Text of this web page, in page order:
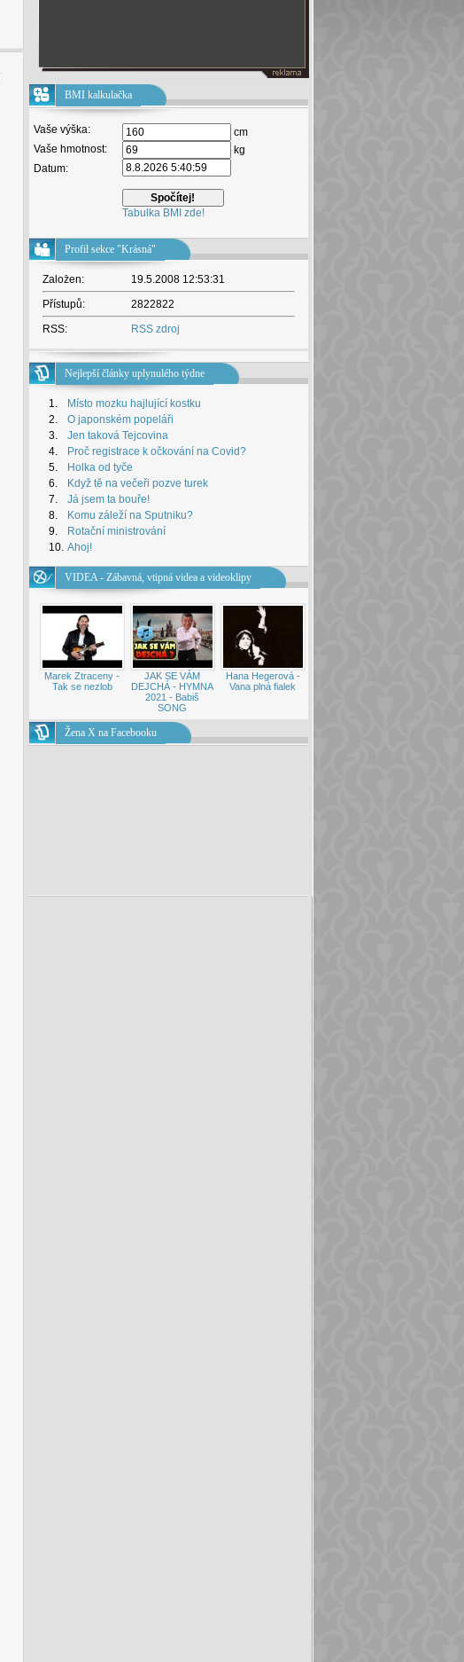
BMI kalkulačka
Vaše výška:
Vaše hmotnost:
Datum:
cm
kg
Tabulka BMI zde!
Profil sekce "Krásná"
Založen:
19.5.2008 12:53:31
Přístupů:
2822822
RSS:
RSS zdroj
Nejlepší články uplynulého týdne
1.
Místo mozku hajlující kostku
2.
O japonském popeláři
3.
Jen taková Tejcovina
4.
Proč registrace k očkování na Covid?
5.
Holka od tyče
6.
Když tě na večeři pozve turek
7.
Já jsem ta bouře!
8.
Komu záleží na Sputniku?
9.
Rotační ministrování
10. Ahoj!
VIDEA - Zábavná, vtipná videa a videoklipy
Hana Hegerová -
Vana plná fialek
JAK SE VÁM
DEJCHÁ - HYMNA
2021 - Babiš
SONG
Marek Ztraceny -
Tak se nezlob
Žena X na Facebooku